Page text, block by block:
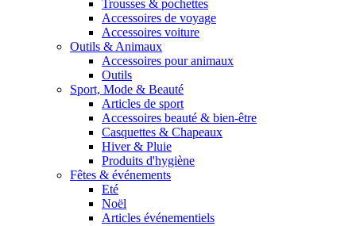
Trousses & pochettes
Accessoires de voyage
Accessoires voiture
Outils & Animaux
Accessoires pour animaux
Outils
Sport, Mode & Beauté
Articles de sport
Accessoires beauté & bien-être
Casquettes & Chapeaux
Hiver & Pluie
Produits d'hygiène
Fêtes & événements
Eté
Noël
Articles événementiels